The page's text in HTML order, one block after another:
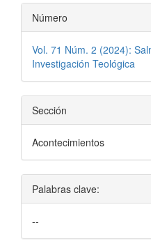
Número
Vol. 71 Núm. 2 (2024):
Investigación Teológica
Sección
Acontecimientos
Palabras clave:
--